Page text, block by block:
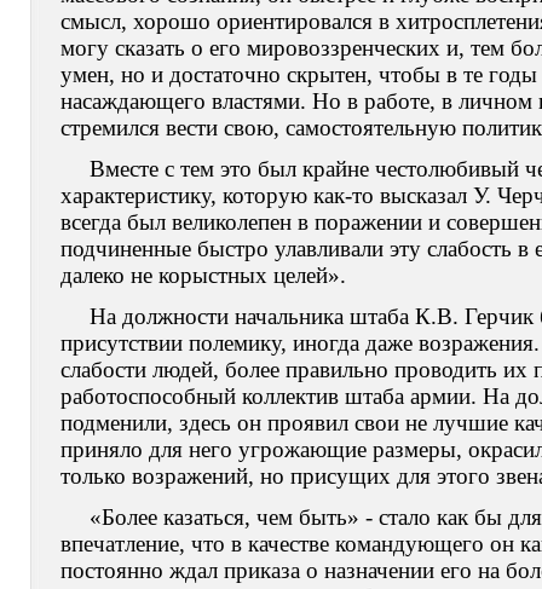
смысл, хорошо ориентировался в
могу сказать о его мировоззренческих и, тем
умен, но и достаточно скрытен, чтобы в те
насаждающего властями. Но в работе, в личном
стремился вести свою, самостоятельную
Вместе с тем это был крайне честолюбивый
характеристику, которую как-то высказал У.
всегда был великолепен в поражении и
подчиненные быстро улавливали эту слабость в
далеко не корыстных целей».
На должности начальника штаба К.В.
присутствии полемику, иногда даже
слабости людей, более правильно проводить их
работоспособный коллектив штаба армии. На
подменили, здесь он проявил свои не лучшие
приняло для него угрожающие размеры,
только возражений, но присущих для этого
«Более казаться, чем быть» - стало как бы
впечатление, что в качестве командующего он
постоянно ждал приказа о назначении его на